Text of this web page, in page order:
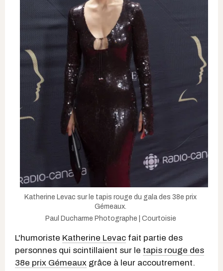
Katherine Levac sur le tapis rouge du gala des 38e prix
Gémeaux.
Paul Ducharme Photographe | Courtoisie
L'humoriste Katherine Levac fait partie des
personnes qui scintillaient sur le tapis rouge des
38e prix Gémeaux grâce à leur accoutrement.